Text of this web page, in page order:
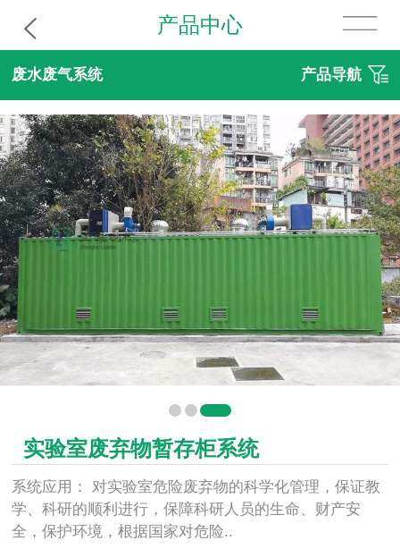
产品中心
废水废气系统 产品导航
实验室废弃物暂存柜系统
系统应用： 对实验室危险废弃物的科学化管理，保证教
学、科研的顺利进行，保障科研人员的生命、财产安
全，保护环境，根据国家对危险..